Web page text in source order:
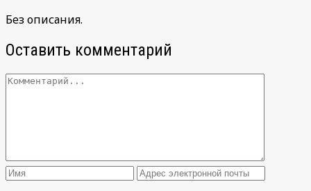
Без описания.
Оставить комментарий